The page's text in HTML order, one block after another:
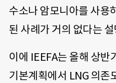
수소나 암모니아를 사용
된 사례가 거의 없다는
이에 IEEFA는 올해 상반
기본계획에서 LNG 의존